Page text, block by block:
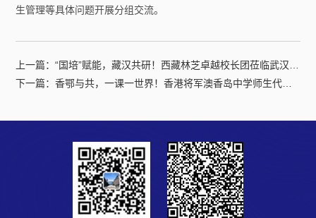
生管理等具体问题开展分组交流。
上一篇：“国培”赋能，藏汉共研！西藏林芝卓越校长团莅临武汉康礼中学参观交流！
下一篇：香鄂与共，一课一世界！香港将军澳香岛中学师生代表团到访康礼